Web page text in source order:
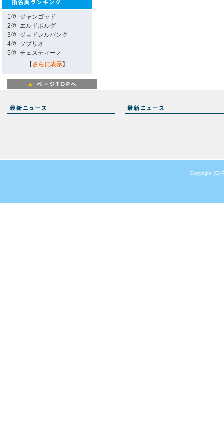
1位 ジャンゴッド
2位 エルドボルグ
3位 ジョドレルバンク
4位 ソブリオ
5位 チェスティーノ
【 さらに表示】
Copyright (C)